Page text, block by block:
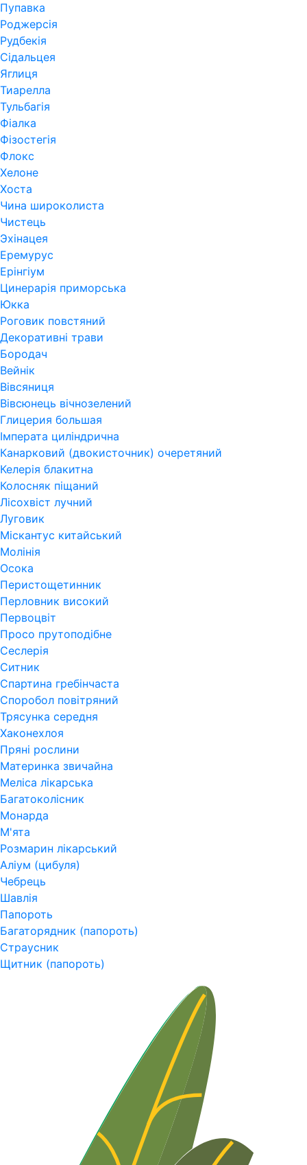
Пупавка
Роджерсія
Рудбекія
Сідальцея
Яглиця
Тиарелла
Тульбагія
Фіалка
Фізостегія
Флокс
Хелоне
Хоста
Чина широколиста
Чистець
Эхінацея
Еремурус
Ерінгіум
Цинерарія приморська
Юкка
Роговик повстяний
Декоративні трави
Бородач
Вейнік
Вівсяниця
Вівсюнець вічнозелений
Глицерия большая
Імперата циліндрична
Канарковий (двокисточник) очеретяний
Келерія блакитна
Колосняк піщаний
Лісохвіст лучний
Луговик
Міскантус китайський
Молінія
Осока
Перистощетинник
Перловник високий
Первоцвіт
Просо прутоподібне
Сеслерія
Ситник
Спартина гребінчаста
Споробол повітряний
Трясунка середня
Хаконехлоя
Пряні рослини
Материнка звичайна
Меліса лікарська
Багатоколісник
Монарда
М'ята
Розмарин лікарський
Аліум (цибуля)
Чебрець
Шавлія
Папороть
Багаторядник (папороть)
Страусник
Щитник (папороть)